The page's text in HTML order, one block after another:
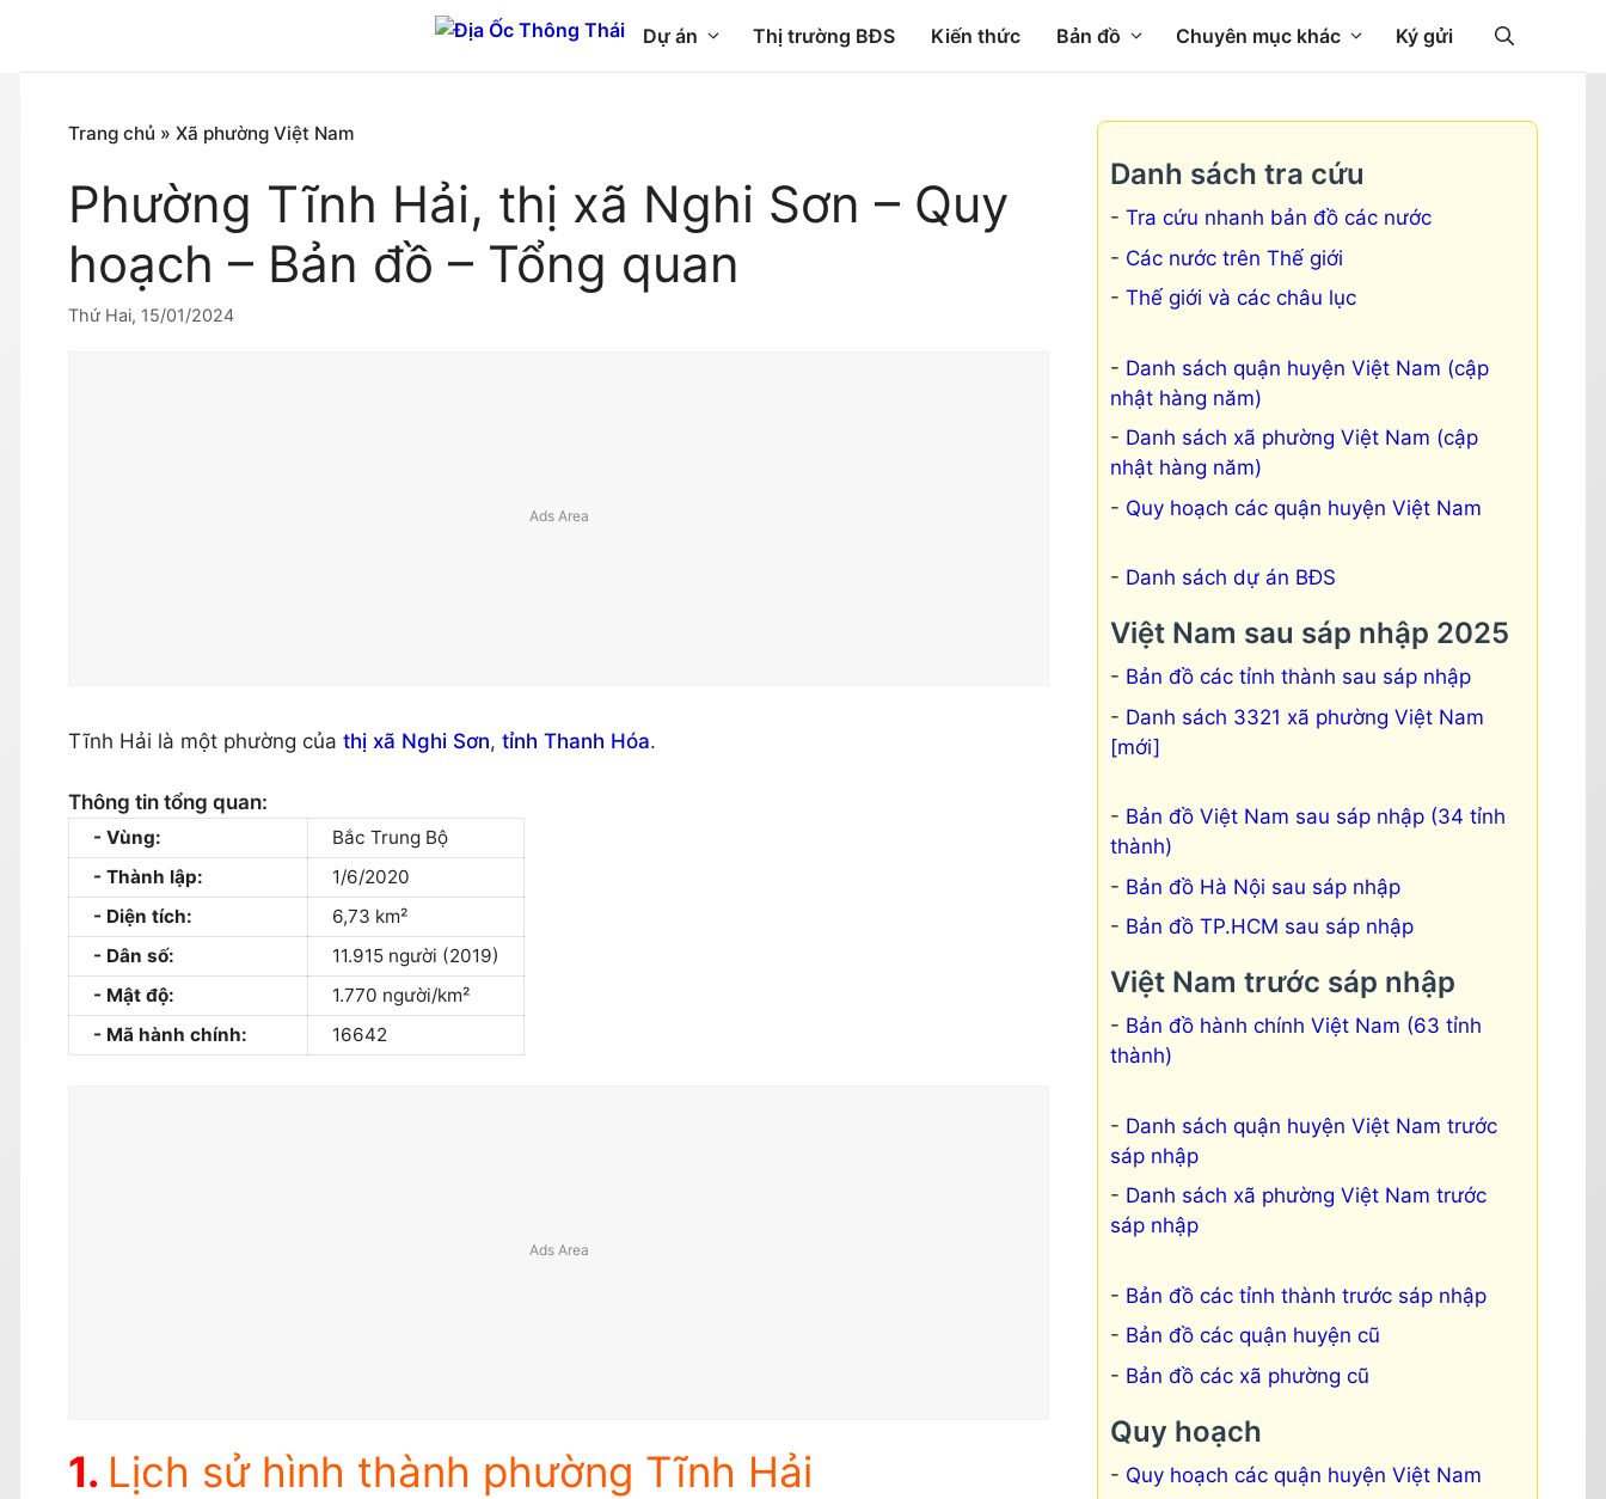
nội
Dự án Thị trường BĐS Kiến thức Bản đồ Chuyên mục khác Ký gửi
Trang chủ » Xã phường Việt Nam
Phường Tĩnh Hải, thị xã Nghi Sơn – Quy
hoạch – Bản đồ – Tổng quan
Thứ Hai, 15/01/2024
Tĩnh Hải là một phường của thị xã Nghi Sơn, tỉnh Thanh Hóa.
Thông tin tổng quan:
Vùng:
Bắc Trung Bộ
Thành lập:
1/6/2020
Diện tích:
6,73 km²
Dân số:
11.915 người (2019)
Mật độ:
1.770 người/km²
Mã hành chính:
16642
Lịch sử hình thành phường Tĩnh Hải
Danh sách tra cứu
Tra cứu nhanh bản đồ các nước
Các nước trên Thế giới
Thế giới và các châu lục
Danh sách quận huyện Việt Nam (cập
nhật hàng năm)
Danh sách xã phường Việt Nam (cập
nhật hàng năm)
Quy hoạch các quận huyện Việt Nam
Danh sách dự án BĐS
Việt Nam sau sáp nhập 2025
Bản đồ các tỉnh thành sau sáp nhập
Danh sách 3321 xã phường Việt Nam
[mới]
Bản đồ Việt Nam sau sáp nhập (34 tỉnh
thành)
Bản đồ Hà Nội sau sáp nhập
Bản đồ TP.HCM sau sáp nhập
Việt Nam trước sáp nhập
Bản đồ hành chính Việt Nam (63 tỉnh
thành)
Danh sách quận huyện Việt Nam trước
sáp nhập
Danh sách xã phường Việt Nam trước
sáp nhập
Bản đồ các tỉnh thành trước sáp nhập
Bản đồ các quận huyện cũ
Bản đồ các xã phường cũ
Quy hoạch
Quy hoạch các quận huyện Việt Nam